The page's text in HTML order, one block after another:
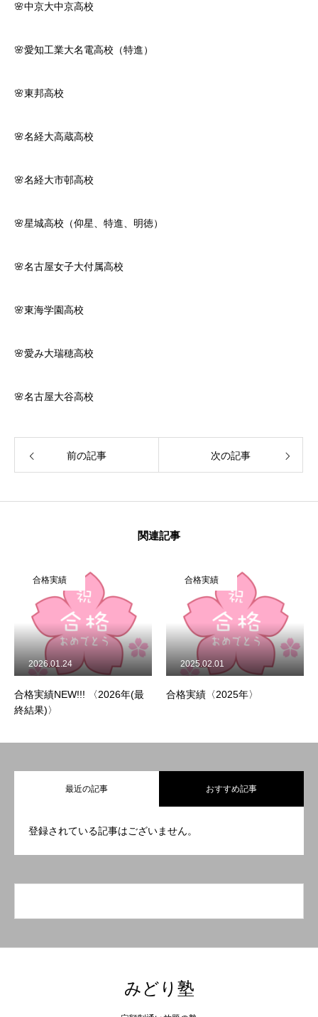
🌸中京大中京高校
🌸愛知工業大名電高校（特進）
🌸東邦高校
🌸名経大高蔵高校
🌸名経大市邨高校
🌸星城高校（仰星、特進、明徳）
🌸名古屋女子大付属高校
🌸東海学園高校
🌸愛み大瑞穂高校
🌸名古屋大谷高校
前の記事 次の記事
関連記事
合格実績
合格実績NEW!!! 〈2026年(最
終結果)〉
2026.01.24
合格実績
合格実績〈2025年〉
2025.02.01
最近の記事 おすすめ記事
登録されている記事はございません。
みどり塾